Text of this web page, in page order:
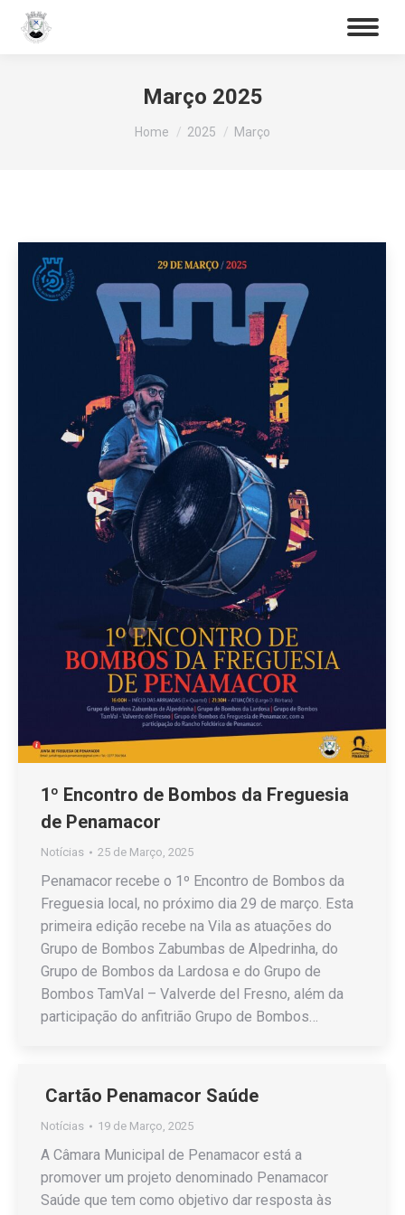
Março 2025
You are here:
Home 2025 Março
1º Encontro de Bombos da Freguesia
de Penamacor
Notícias 25 de Março, 2025
Penamacor recebe o 1º Encontro de Bombos da
Freguesia local, no próximo dia 29 de março. Esta
primeira edição recebe na Vila as atuações do
Grupo de Bombos Zabumbas de Alpedrinha, do
Grupo de Bombos da Lardosa e do Grupo de
Bombos TamVal – Valverde del Fresno, além da
participação do anfitrião Grupo de Bombos…
Cartão Penamacor Saúde
Notícias 19 de Março, 2025
A Câmara Municipal de Penamacor está a
promover um projeto denominado Penamacor
Saúde que tem como objetivo dar resposta às